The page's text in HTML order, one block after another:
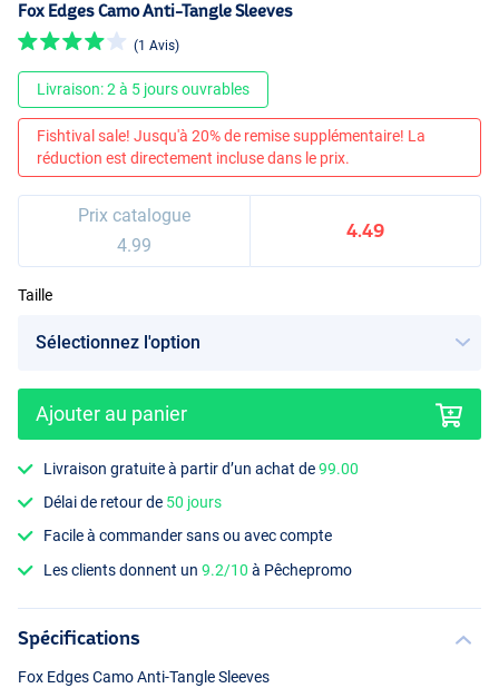
XL
Fox Edges Camo Anti-Tangle Sleeves
(1 Avis)
Livraison: 2 à 5 jours ouvrables
Fishtival sale! Jusqu'à 20% de remise supplémentaire! La
réduction est directement incluse dans le prix.
Prix catalogue
4.99
4.49
Taille
Ajouter au panier
Livraison gratuite à partir d’un achat de99.00
Délai de retour de 50 jours
Facile à commander sans ou avec compte
Les clients donnent un9.2/10 à Pêchepromo
Spécifications
Fox Edges Camo Anti-Tangle Sleeves